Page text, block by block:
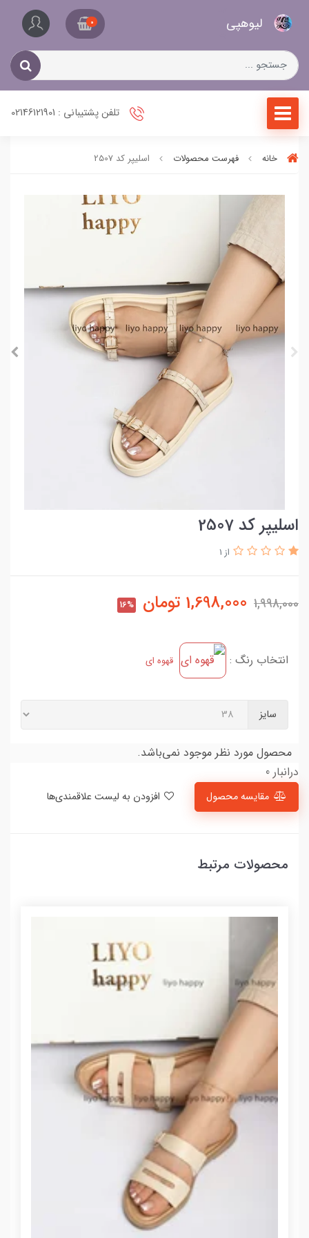
لیو‌هپی 0
تلفن پشتیبانی : 02146121901
خانه فهرست محصولات اسلیپر کد 2507
اسلیپر کد 2507
از 1
1,998,000
1,698,000 تومان 16%
انتخاب رنگ : قهوه ای
سایز
محصول مورد نظر موجود نمی‌باشد.
درانبار 0
مقایسه محصول
محصولات مرتبط